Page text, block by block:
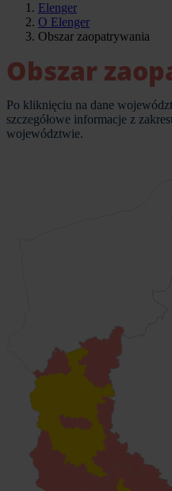
Ścieżka
nawigacyjna
Elenger
O Elenger
Obszar zaopatrywania
Obszar
Po kliknięciu na dane
szczegółowe informacje z
województwie.